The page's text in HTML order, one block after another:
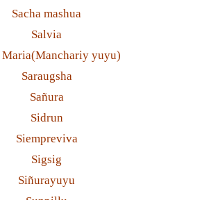
Sacha mashua
Salvia
Maria(Manchariy yuyu)
Saraugsha
Sañura
Sidrun
Siempreviva
Sigsig
Siñurayuyu